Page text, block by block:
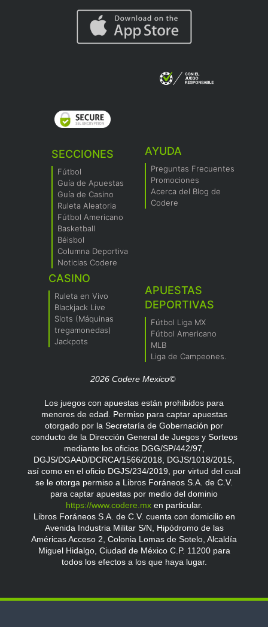
SECCIONES
Fútbol
Guía de Apuestas
Guía de Casino
Ruleta Aleatoria
Fútbol Americano
Basketball
Béisbol
Columna Deportiva
Noticias Codere
AYUDA
Preguntas Frecuentes
Promociones
Acerca del Blog de
Codere
CASINO
Ruleta en Vivo
Blackjack Live
Slots (Máquinas
tregamonedas)
Jackpots
APUESTAS
DEPORTIVAS
Fútbol Liga MX
Fútbol Americano
MLB
Liga de Campeones.
2026 Codere Mexico©
Los juegos con apuestas están prohibidos para
menores de edad. Permiso para captar apuestas
otorgado por la Secretaría de Gobernación por
conducto de la Dirección General de Juegos y Sorteos
mediante los oficios DGG/SP/442/97,
DGJS/DGAAD/DCRCA/1566/2018, DGJS/1018/2015,
así como en el oficio DGJS/234/2019, por virtud del cual
se le otorga permiso a Libros Foráneos S.A. de C.V.
para captar apuestas por medio del dominio
https://www.codere.mxen particular.
Libros Foráneos S.A. de C.V. cuenta con domicilio en
Avenida Industria Militar S/N, Hipódromo de las
Américas Acceso 2, Colonia Lomas de Sotelo, Alcaldía
Miguel Hidalgo, Ciudad de México C.P. 11200 para
todos los efectos a los que haya lugar.